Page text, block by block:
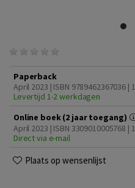
Paperback
April 2023 | ISBN 9789462367036 |
Levertijd 1-2 werkdagen
Online boek (2 jaar toegang)
April 2023 | ISBN 3309010005768 |
Direct via e-mail
Plaats op wensenlijst